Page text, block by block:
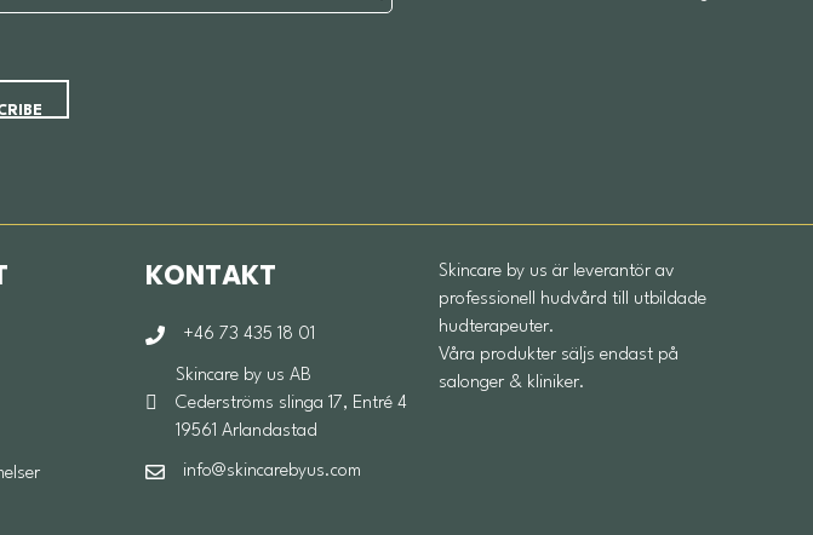
KONTAKT
+46 73 435 18 01
Skincare by us AB
Cederströms slinga 17, Entré 4
19561 Arlandastad
info@skincarebyus.com
Skincare by us är leverantör av
professionell hudvård till utbildade
hudterapeuter.
Våra produkter säljs endast på
salonger & kliniker.